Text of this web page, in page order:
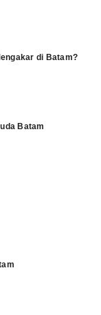
di Batam?
Batam